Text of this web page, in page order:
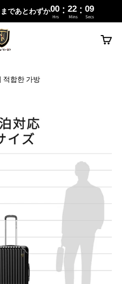
であとわずか00 : 22 : 08
Hrs Mins Secs
Trip
장바
적합한 가방